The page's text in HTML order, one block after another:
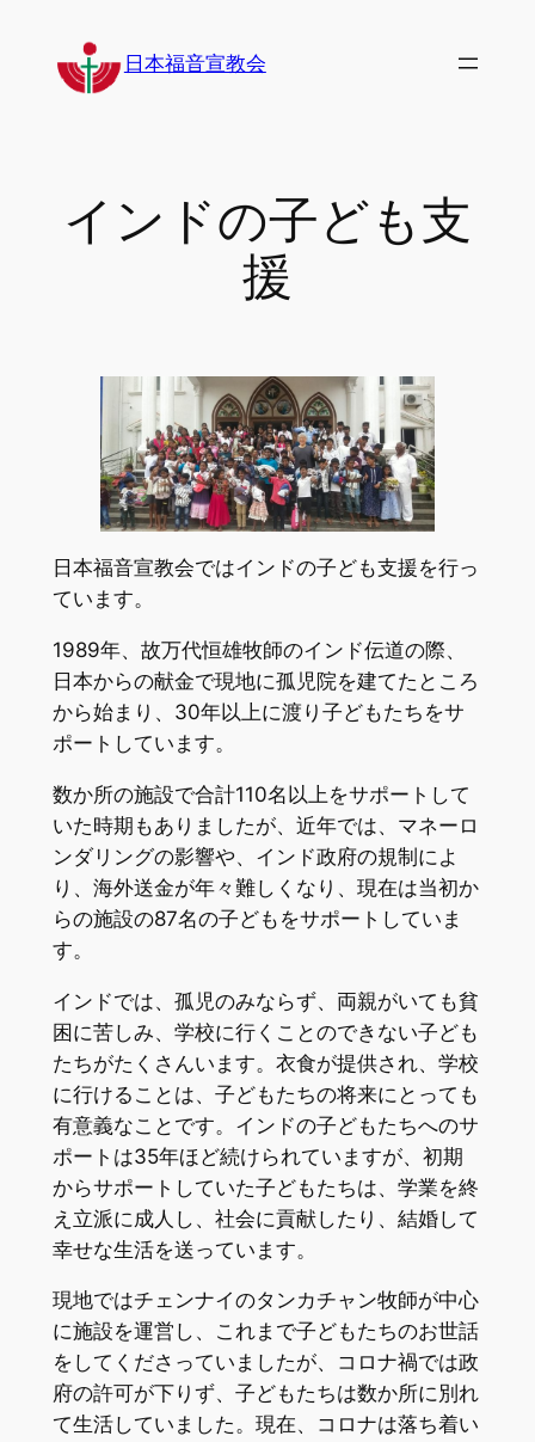
日本福音宣教会
インドの子ども支
援
日本福音宣教会ではインドの子ども支援を行っ
ています。
1989年、故万代恒雄牧師のインド伝道の際、
日本からの献金で現地に孤児院を建てたところ
から始まり、30年以上に渡り子どもたちをサ
ポートしています。
数か所の施設で合計110名以上をサポートして
いた時期もありましたが、近年では、マネーロ
ンダリングの影響や、インド政府の規制によ
り、海外送金が年々難しくなり、現在は当初か
らの施設の87名の子どもをサポートしていま
す。
インドでは、孤児のみならず、両親がいても貧
困に苦しみ、学校に行くことのできない子ども
たちがたくさんいます。衣食が提供され、学校
に行けることは、子どもたちの将来にとっても
有意義なことです。インドの子どもたちへのサ
ポートは35年ほど続けられていますが、初期
からサポートしていた子どもたちは、学業を終
え立派に成人し、社会に貢献したり、結婚して
幸せな生活を送っています。
現地ではチェンナイのタンカチャン牧師が中心
に施設を運営し、これまで子どもたちのお世話
をしてくださっていましたが、コロナ禍では政
府の許可が下りず、子どもたちは数か所に別れ
て生活していました。現在、コロナは落ち着い